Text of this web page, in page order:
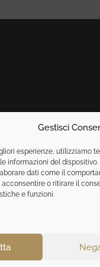
Gestisci
esperienze, utilizziamo
informazioni del
dati come il
acconsentire o ritirare il
e funzioni.